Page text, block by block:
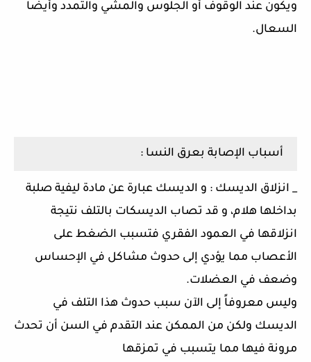
ويكون عند الوقوف أو الجلوس والمشي والتمدد وأيضا
السعال.
أسباب الإصابة بعرق النسا :
_ انزلاق الديسك : و الديسك عبارة عن مادة ليفية صلبة
بداخلها هلام، و قد تصاب الديسكات بالتلف نتيجة
انزلاقها في العمود الفقري فتسبب الضغط على
الأعصاب مما يؤدي إلى حدوث مشاكل في الإحساس
وضعف في العضلات.
وليس معروفاً إلى الآن سبب حدوث هذا التلف في
الديسك ولكن من الممكن عند التقدم في السن أن تحدث
مرونة فيها مما يتسبب في تمزقها